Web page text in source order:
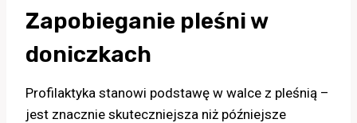
Zapobieganie pleśni w
doniczkach
Profilaktyka stanowi podstawę w walce z pleśnią –
jest znacznie skuteczniejsza niż późniejsze